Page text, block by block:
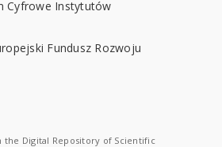
the Digital Repository of Scientific